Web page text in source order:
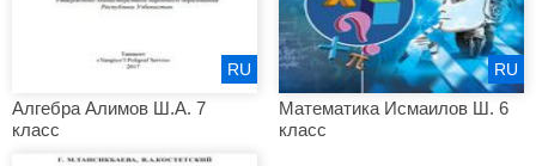
Алгебра Алимов Ш.А. 7
класс
RU
Математика Исмаилов Ш. 6
класс
RU